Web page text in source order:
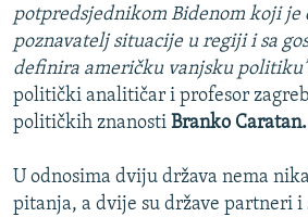
potpredsjednikom Bidenom koji je
poznavatelj situacije u regiji i sa
definira američku vanjsku
politički analitičar i profesor
političkih znanosti Branko Caratan.
U odnosima dviju država nema
pitanja, a dvije su države partneri i